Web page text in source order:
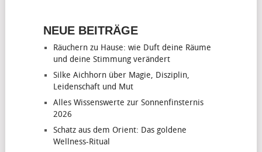
NEUE BEITRÄGE
Räuchern zu Hause: wie Duft deine Räume
und deine Stimmung verändert
Silke Aichhorn über Magie, Disziplin,
Leidenschaft und Mut
Alles Wissenswerte zur Sonnenfinsternis
2026
Schatz aus dem Orient: Das goldene
Wellness-Ritual